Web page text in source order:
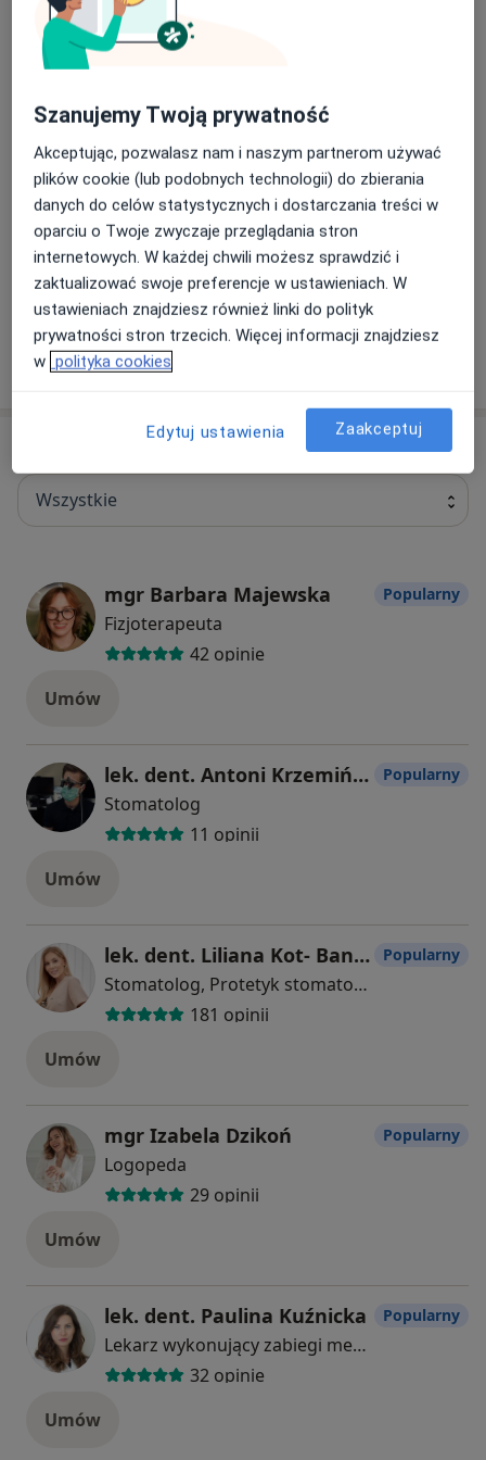
Od 100 zł
Szczegóły
Umów
Chirurgia stomatologiczna
Od 350 zł
Szczegółychirurgia stomatologiczna
Umów
+ 130 usług
W jaki sposób ustalane są ceny?
Wszystkie
mgr Barbara Majewska
Fizjoterapeuta
42 opinie
Popularny
Umów
lek. dent. Antoni Krzemiński
Stomatolog
11 opinii
Popularny
Umów
lek. dent. Liliana Kot- Banaszewska
Stomatolog, Protetyk stomatologiczny
181 opinii
Popularny
Umów
mgr Izabela Dzikoń
Logopeda
29 opinii
Popularny
Umów
lek. dent. Paulina Kuźnicka
Lekarz wykonujący zabiegi medycyny estetycznej, Stomatolog
32 opinie
Popularny
Umów
Szanujemy Twoją prywatność
Akceptując, pozwalasz nam i naszym partnerom używać
plików cookie (lub podobnych technologii) do zbierania
danych do celów statystycznych i dostarczania treści w
oparciu o Twoje zwyczaje przeglądania stron
internetowych. W każdej chwili możesz sprawdzić i
zaktualizować swoje preferencje w ustawieniach. W
ustawieniach znajdziesz również linki do polityk
prywatności stron trzecich. Więcej informacji znajdziesz
w polityka cookies
Edytuj ustawienia Zaakceptuj